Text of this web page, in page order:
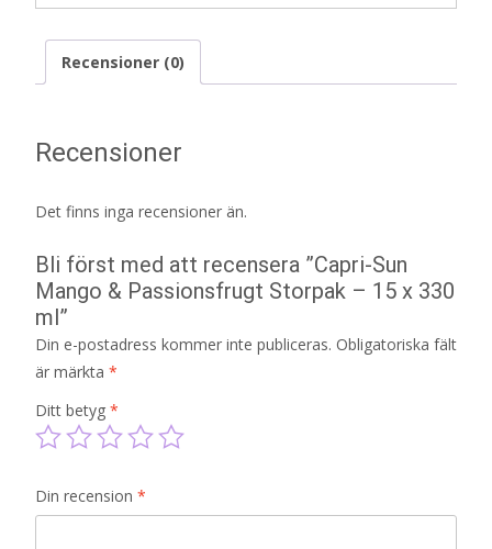
Recensioner (0)
Recensioner
Det finns inga recensioner än.
Bli först med att recensera ”Capri-Sun
Mango & Passionsfrugt Storpak – 15 x 330
ml”
Din e-postadress kommer inte publiceras. Obligatoriska fält
är märkta *
Ditt betyg *
Din recension *